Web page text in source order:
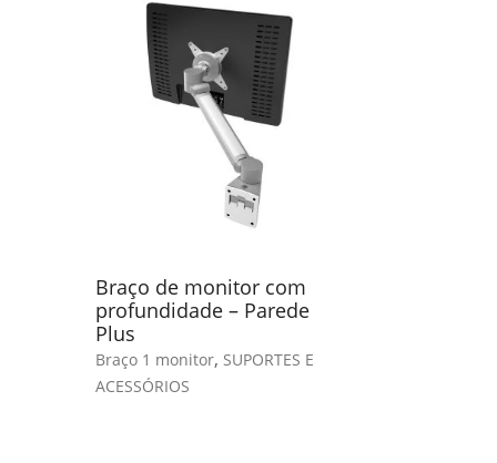
Braço de monitor com
profundidade – Parede
Plus
Braço 1 monitor, SUPORTES E
ACESSÓRIOS